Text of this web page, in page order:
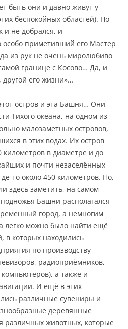
быть они и давно живут у
беспокойных областей). Но
и не добрался, и
особо приметивший его Мастер
из рук не очень миролюбиво
границе с Косово… Да, и
его жизни»…
остров и эта Башня… Они
Тихого океана, на одном из
малозаметных островов,
в этих водах. Их остров
в диаметре и до
и почти незаселённых
то около 450 километров. Но,
здесь заметить, на самом
Башни располагался
город, а немногим
легко можно было найти ещё
в которых находились
по производству
радиоприёмников,
а также и
И ещё в этих
различные сувениры и
деревянные
различных животных, которые